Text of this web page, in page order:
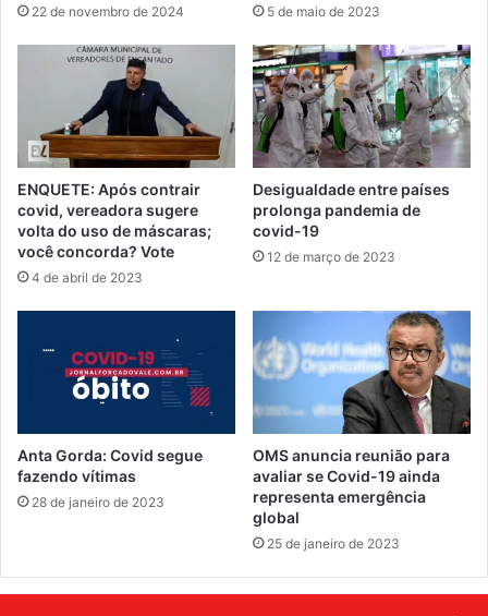
22 de novembro de 2024 5 de maio de 2023
ENQUETE: Após contrair
covid, vereadora sugere
volta do uso de máscaras;
você concorda? Vote
4 de abril de 2023
Desigualdade entre países
prolonga pandemia de
covid-19
12 de março de 2023
Anta Gorda: Covid segue
fazendo vítimas
28 de janeiro de 2023
OMS anuncia reunião para
avaliar se Covid-19 ainda
representa emergência
global
25 de janeiro de 2023